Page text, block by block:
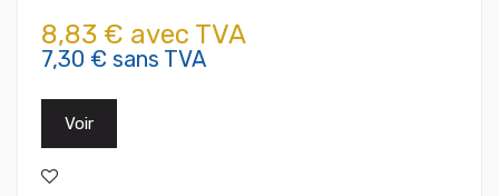
8,83 € avec TVA
7,30 € sans TVA
Voir